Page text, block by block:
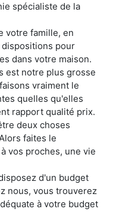
spécialiste de la
votre famille, en
pour
dans votre maison.
est notre plus grosse
vraiment le
quelles qu'elles
rapport qualité prix.
deux choses
faites le
vos proches, une vie
d'un budget
nous, vous trouverez
à votre budget